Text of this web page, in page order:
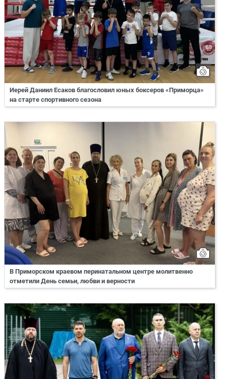
Иерей Даниил Есаков благословил юных боксеров «Приморца»
на старте спортивного сезона
В Приморском краевом перинатальном центре молитвенно
отметили День семьи, любви и верности